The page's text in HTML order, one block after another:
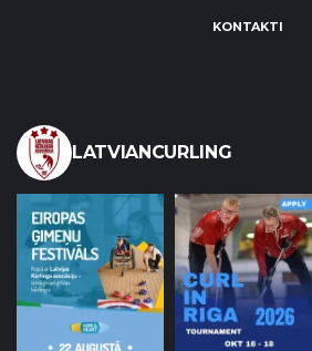
KONTAKTI
LATVIANCURLING